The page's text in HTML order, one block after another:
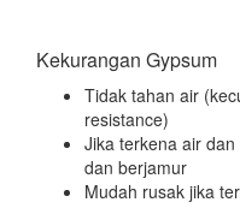
Kekurangan Gypsum
Tidak tahan air
resistance)
Jika terkena air
dan berjamur
Mudah rusak jika